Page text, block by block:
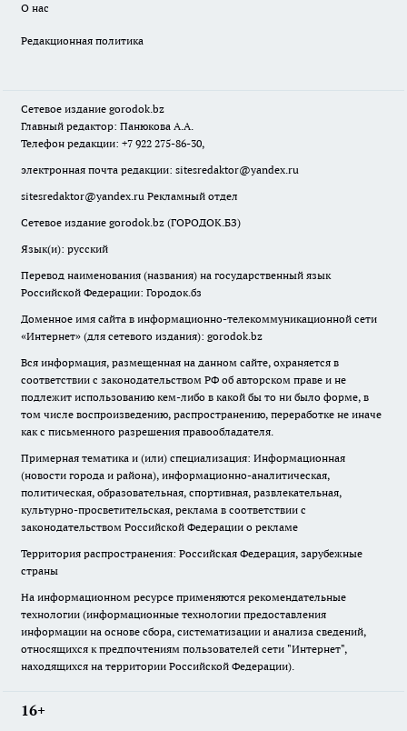
О нас
Редакционная политика
Сетевое издание gorodok.bz
Главный редактор: Панюкова А.А.
Телефон редакции: +7 922 275-86-30,
электронная почта редакции: sitesredaktor@yandex.ru
sitesredaktor@yandex.ru Рекламный отдел
Сетевое издание gorodok.bz (ГОРОДОК.БЗ)
Язык(и): русский
Перевод наименования (названия) на государственный язык
Российской Федерации: Городок.бз
Доменное имя сайта в информационно-телекоммуникационной сети
«Интернет» (для сетевого издания): gorodok.bz
Вся информация, размещенная на данном сайте, охраняется в
соответствии с законодательством РФ об авторском праве и не
подлежит использованию кем-либо в какой бы то ни было форме, в
том числе воспроизведению, распространению, переработке не иначе
как с письменного разрешения правообладателя.
Примерная тематика и (или) специализация: Информационная
(новости города и района), информационно-аналитическая,
политическая, образовательная, спортивная, развлекательная,
культурно-просветительская, реклама в соответствии с
законодательством Российской Федерации о рекламе
Территория распространения: Российская Федерация, зарубежные
страны
На информационном ресурсе применяются рекомендательные
технологии (информационные технологии предоставления
информации на основе сбора, систематизации и анализа сведений,
относящихся к предпочтениям пользователей сети "Интернет",
находящихся на территории Российской Федерации).
16+